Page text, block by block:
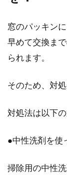
窓のパッキン
早めて交換ま
られます。
そのため、対
対処法は以下の
●中性洗剤を使
掃除用の中性